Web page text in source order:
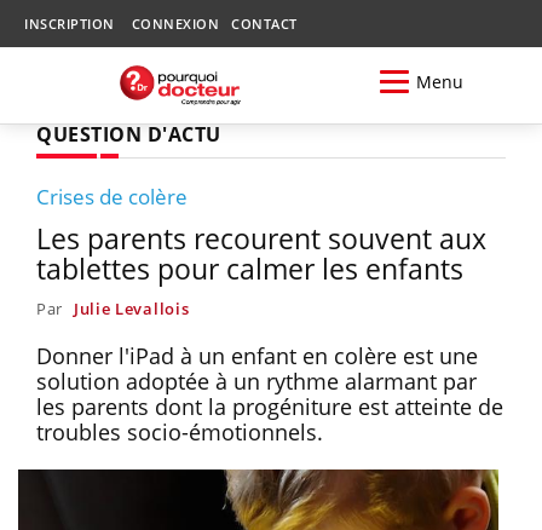
INSCRIPTION CONNEXION CONTACT
Menu
QUESTION D'ACTU
Crises de colère
Les parents recourent souvent aux
tablettes pour calmer les enfants
Par Julie Levallois
Donner l'iPad à un enfant en colère est une
solution adoptée à un rythme alarmant par
les parents dont la progéniture est atteinte de
troubles socio-émotionnels.